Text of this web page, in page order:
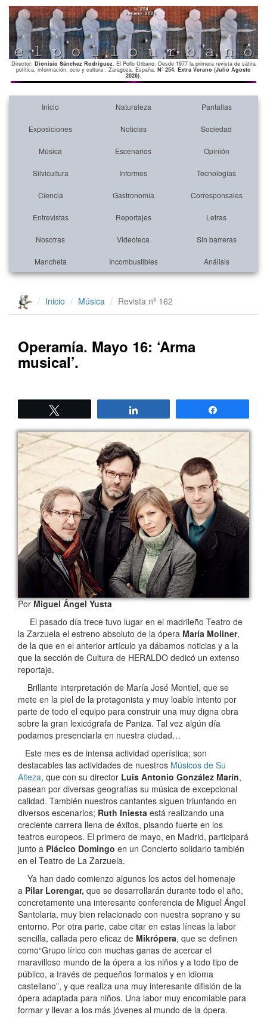
Director: Dionisio Sánchez Rodríguez. El Pollo Urbano. Desde 1977 la primera revista de sátira
política, información, ocio y cultura . Zaragoza. España. Nº 254. Extra Verano (Julio Agosto
2026).
Inicio Naturaleza Pantallas
Exposiciones Noticias Sociedad
Música Escenarios Opinión
Silvicultura Informes Tecnologías
Ciencia Gastronomía Corresponsales
Entrevistas Reportajes Letras
Nosotras Videoteca Sin barreras
Mancheta Incombustibles Análisis
Inicio Música Revista nº 162
Operamía. Mayo 16: ‘Arma
musical’.
PorMiguel Ángel Yusta
El pasado día trece tuvo lugar en el madrileño Teatro de
la Zarzuela el estreno absoluto de la ópera María Moliner,
de la que en el anterior artículo ya dábamos noticias y a la
que la sección de Cultura de HERALDO dedicó un extenso
reportaje.
Brillante interpretación de María José Montiel, que se
mete en la piel de la protagonista y muy loable intento por
parte de todo el equipo para construir una muy digna obra
sobre la gran lexicógrafa de Paniza. Tal vez algún día
podamos presenciarla en nuestra ciudad…
Este mes es de intensa actividad operística; son
destacables las actividades de nuestros Músicos de Su
Alteza, que con su director Luis Antonio González Marín,
pasean por diversas geografías su música de excepcional
calidad. También nuestros cantantes siguen triunfando en
diversos escenarios; Ruth Iniesta está realizando una
creciente carrera llena de éxitos, pisando fuerte en los
teatros europeos. El primero de mayo, en Madrid, participará
junto a Plácico Domingo en un Concierto solidario también
en el Teatro de La Zarzuela.
Ya han dado comienzo algunos los actos del homenaje
a Pilar Lorengar, que se desarrollarán durante todo el año,
concretamente una interesante conferencia de Miguel Ángel
Santolaria, muy bien relacionado con nuestra soprano y su
entorno. Por otra parte, cabe citar en estas líneas la labor
sencilla, callada pero eficaz de Mikrópera, que se definen
como“Grupo lírico con muchas ganas de acercar el
maravilloso mundo de la ópera a los niños y a todo tipo de
público, a través de pequeños formatos y en idioma
castellano”, y que realiza una muy interesante difisión de la
ópera adaptada para niños. Una labor muy encomiable para
formar y llevar a los más jóvenes al mundo de la ópera.